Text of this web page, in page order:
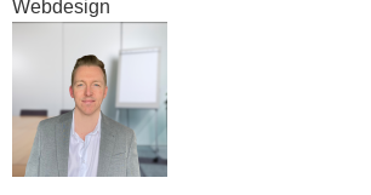
Webdesign